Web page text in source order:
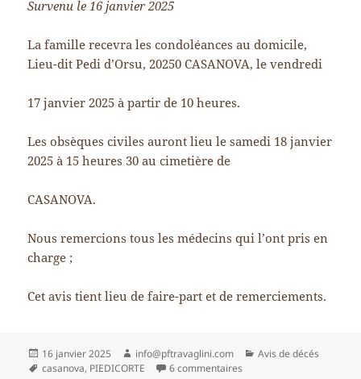
Survenu le 16 janvier 2025
La famille recevra les condoléances au domicile,
Lieu-dit Pedi d’Orsu, 20250 CASANOVA, le vendredi
17 janvier 2025 à partir de 10 heures.
Les obsèques civiles auront lieu le samedi 18 janvier
2025 à 15 heures 30 au cimetière de
CASANOVA.
Nous remercions tous les médecins qui l’ont pris en
charge ;
Cet avis tient lieu de faire-part et de remerciements.
Publié
le
16 janvier 2025 Auteur
info@pftravaglini.com Catégories
Avis de décés
Mots-
casanova, PIEDICORTE 6 commentaires